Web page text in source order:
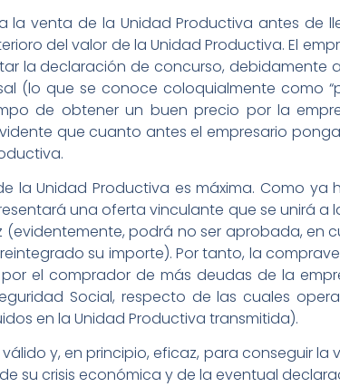
la venta de la Unidad Productiva antes de
del valor de la Unidad Productiva. El
la declaración de concurso, debidamente
(lo que se conoce coloquialmente como
de obtener un buen precio por la
que cuanto antes el empresario
la Unidad Productiva es máxima. Como
una oferta vinculante que se unirá
podrá no ser aprobada, en
su importe). Por tanto, la
el comprador de más deudas de la
Social, respecto de las cuales
en la Unidad Productiva transmitida).
y, en principio, eficaz, para conseguir
su crisis económica y de la eventual